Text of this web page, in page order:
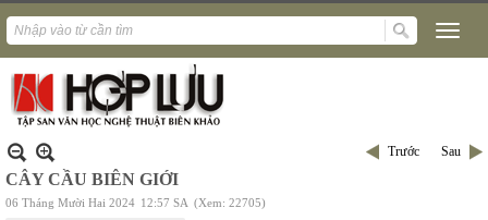
Trước Sau
CÂY CẦU BIÊN GIỚI
06 Tháng Mười Hai 2024 12:57 SA (Xem: 22705)